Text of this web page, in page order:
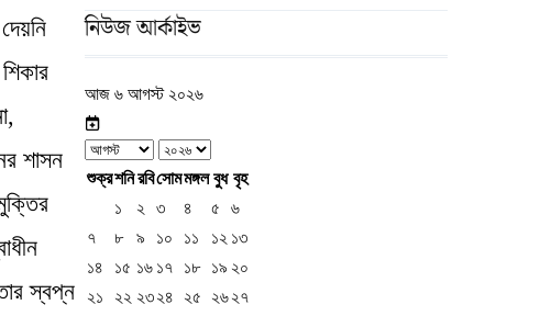
শাসন
স্বপ্ন
নিউজ আর্কাইভ
আজ ৬ আগস্ট ২০২৬
শুক্রশনিরবিসোমমঙ্গল বুধ বৃহ
১
২ ৩ ৪ ৫
৬
৭
৮ ৯ ১০ ১১ ১২ ১৩
১৪
১৫ ১৬ ১৭ ১৮ ১৯ ২০
২১
২২ ২৩২৪ ২৫ ২৬২৭